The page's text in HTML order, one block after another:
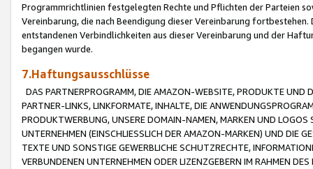
Programmrichtlinien festgelegten Rechte und Pflichten der Parteien
Vereinbarung, die nach Beendigung dieser Vereinbarung
entstandenen Verbindlichkeiten aus dieser Vereinbarung und der
begangen wurde.
7.Haftungsausschlüsse
DAS PARTNERPROGRAMM, DIE AMAZON-WEBSITE, PRODUKTE UND
PARTNER-LINKS, LINKFORMATE, INHALTE, DIE
PRODUKTWERBUNG, UNSERE DOMAIN-NAMEN, MARKEN UND
UNTERNEHMEN (EINSCHLIESSLICH DER AMAZON-MARKEN) UND DIE
TEXTE UND SONSTIGE GEWERBLICHE SCHUTZRECHTE,
VERBUNDENEN UNTERNEHMEN ODER LIZENZGEBERN IM RAHMEN